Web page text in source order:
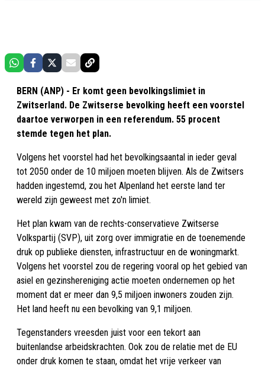
BERN (ANP) - Er komt geen bevolkingslimiet in
Zwitserland. De Zwitserse bevolking heeft een voorstel
daartoe verworpen in een referendum. 55 procent
stemde tegen het plan.
Volgens het voorstel had het bevolkingsaantal in ieder geval
tot 2050 onder de 10 miljoen moeten blijven. Als de Zwitsers
hadden ingestemd, zou het Alpenland het eerste land ter
wereld zijn geweest met zo'n limiet.
Het plan kwam van de rechts-conservatieve Zwitserse
Volkspartij (SVP), uit zorg over immigratie en de toenemende
druk op publieke diensten, infrastructuur en de woningmarkt.
Volgens het voorstel zou de regering vooral op het gebied van
asiel en gezinshereniging actie moeten ondernemen op het
moment dat er meer dan 9,5 miljoen inwoners zouden zijn.
Het land heeft nu een bevolking van 9,1 miljoen.
Tegenstanders vreesden juist voor een tekort aan
buitenlandse arbeidskrachten. Ook zou de relatie met de EU
onder druk komen te staan, omdat het vrije verkeer van